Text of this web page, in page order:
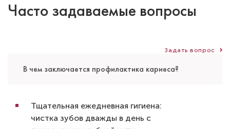
Стоматолог-терапевт
Специальность: терапия
Часто задаваемые вопросы
Задать вопрос
В чем заключается профилактика кариеса?
Тщательная ежедневная гигиена:
чистка зубов дважды в день с